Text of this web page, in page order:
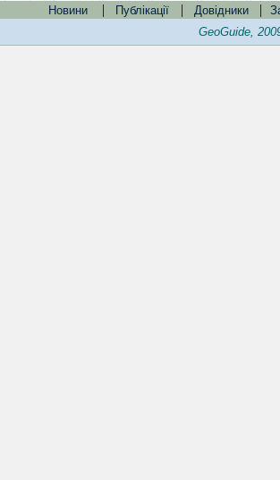
Новини | Публікації | Довідники |
GeoGuide,